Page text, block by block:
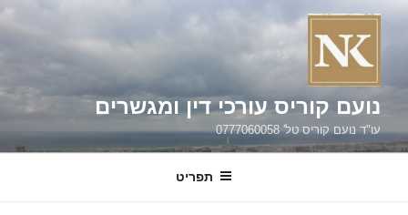
דילוג
נועם קוריס עורכי דין ומגשרים
עו"ד נועם קוריס טל' 0777060058
תפריט